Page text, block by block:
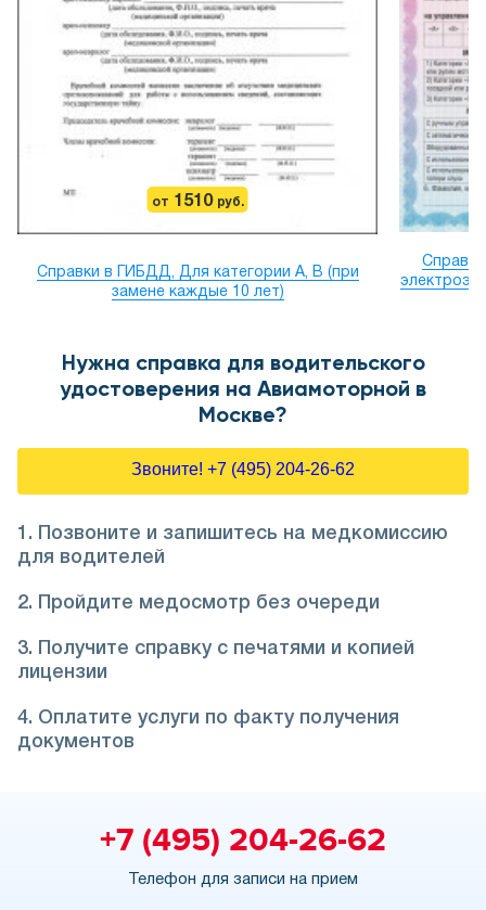
от 1510 руб.
Справки в ГИБДД, Для категории А, В (при
замене каждые 10 лет)
Нужна справка для водительского
удостоверения на Авиамоторной в
Москве?
Звоните! +7 (495) 204-26-62
1. Позвоните и запишитесь на медкомиссию
для водителей
2. Пройдите медосмотр без очереди
3. Получите справку с печатями и копией
лицензии
4. Оплатите услуги по факту получения
документов
+7 (495) 204-26-62
Телефон для записи на прием